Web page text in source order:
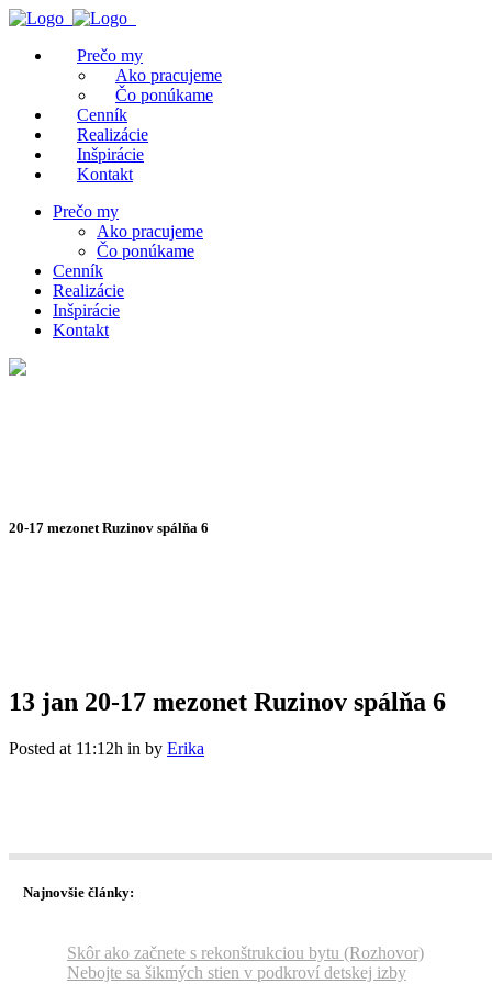
Prečo my
Ako pracujeme
Čo ponúkame
Cenník
Realizácie
Inšpirácie
Kontakt
Prečo my
Ako pracujeme
Čo ponúkame
Cenník
Realizácie
Inšpirácie
Kontakt
20-17 mezonet Ruzinov spálňa 6
13 jan 20-17 mezonet Ruzinov spálňa 6
Posted at 11:12h in by Erika
Najnovšie články:
Skôr ako začnete s rekonštrukciou bytu (Rozhovor)
Nebojte sa šikmých stien v podkroví detskej izby